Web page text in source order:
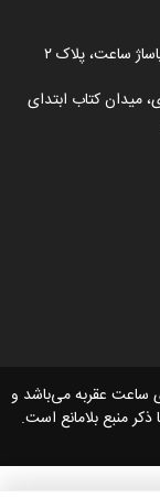
میدان کتاب ابتدای
ساعت عقربه می‌باشد و
منبع بلامانع است.